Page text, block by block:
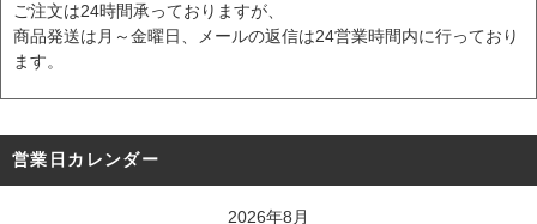
ご注文は24時間承っておりますが、
商品発送は月～金曜日、メールの返信は24営業時間内に行っており
ます。
営業日カレンダー
2026年8月